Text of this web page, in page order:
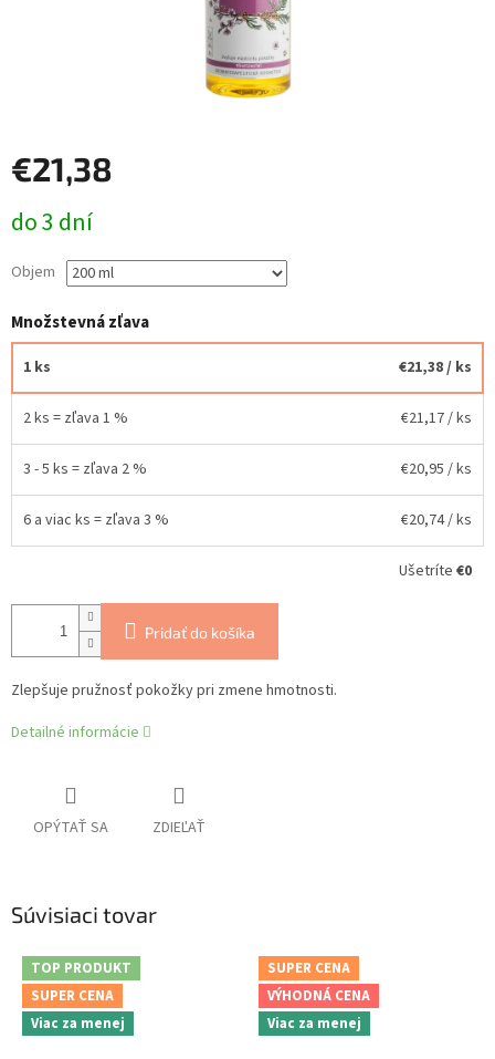
€21,38
cena:
do 3 dní
Objem
Množstevná zľava
1 ks €21,38/ ks
2 ks = zľava 1 % €21,17/ ks
3 - 5 ks = zľava 2 % €20,95 / ks
6 a viac ks = zľava 3 % €20,74/ ks
Ušetríte €0
Pridať do košíka
Zlepšuje pružnosť pokožky pri zmene hmotnosti.
Detailné informácie
OPÝTAŤ SA ZDIEĽAŤ
Súvisiaci tovar
TOP PRODUKT
SUPER CENA
Viac za menej
SUPER CENA
VÝHODNÁ CENA
Viac za menej